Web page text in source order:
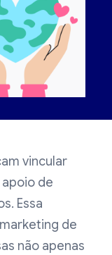
vincular
de
Essa
de
não apenas